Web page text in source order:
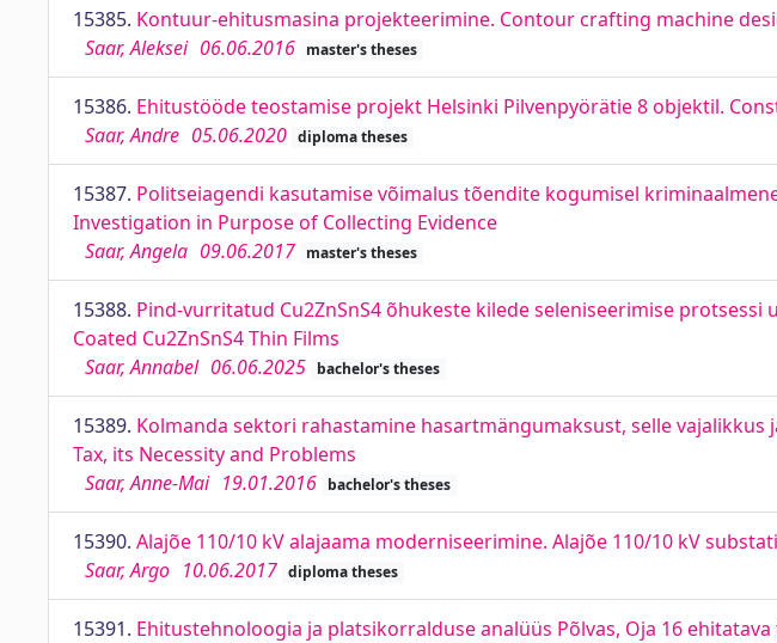
15385. Kontuur-ehitusmasina projekteerimine. Contour crafting machine
Saar, Aleksei 06.06.2016 master's theses
15386. Ehitustööde teostamise projekt Helsinki Pilvenpyörätie 8 objektil.
Saar, Andre 05.06.2020 diploma theses
15387. Politseiagendi kasutamise võimalus tõendite kogumisel
Investigation in Purpose of Collecting Evidence
Saar, Angela 09.06.2017 master's theses
15388. Pind-vurritatud Cu2ZnSnS4 õhukeste kilede seleniseerimise
Coated Cu2ZnSnS4 Thin Films
Saar, Annabel 06.06.2025 bachelor's theses
15389. Kolmanda sektori rahastamine hasartmängumaksust, selle
Tax, its Necessity and Problems
Saar, Anne-Mai 19.01.2016 bachelor's theses
15390. Alajõe 110/10 kV alajaama moderniseerimine. Alajõe 110/10 kV
Saar, Argo 10.06.2017 diploma theses
15391. Ehitustehnoloogia ja platsikorralduse analüüs Põlvas, Oja 16